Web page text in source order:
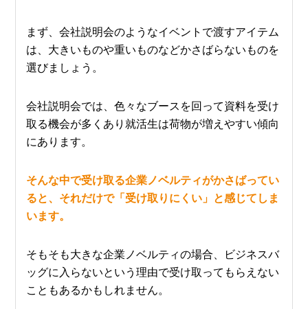
まず、会社説明会のようなイベントで渡すアイテム
は、大きいものや重いものなどかさばらないものを
選びましょう。
会社説明会では、色々なブースを回って資料を受け
取る機会が多くあり就活生は荷物が増えやすい傾向
にあります。
そんな中で受け取る企業ノベルティがかさばってい
ると、それだけで「受け取りにくい」と感じてしま
います。
そもそも大きな企業ノベルティの場合、ビジネスバ
ッグに入らないという理由で受け取ってもらえない
こともあるかもしれません。